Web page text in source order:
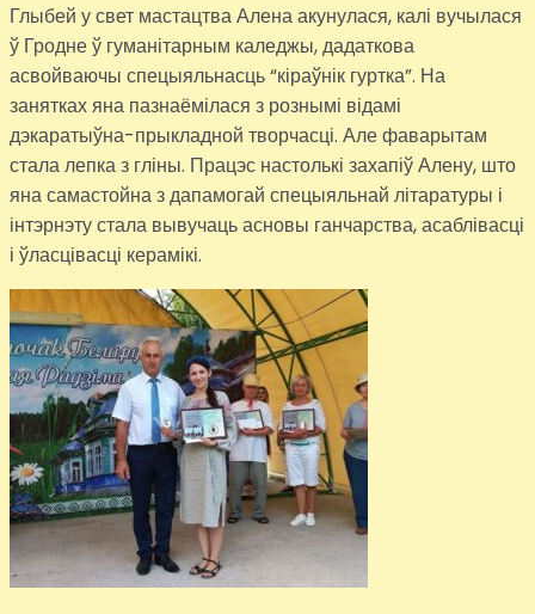
Глыбей у свет мастацтва Алена акунулася, калі вучылася
ў Гродне ў гуманітарным каледжы, дадаткова
асвойваючы спецыяльнасць “кіраўнік гуртка”. На
занятках яна пазнаёмілася з рознымі відамі
дэкаратыўна-прыкладной творчасці. Але фаварытам
стала лепка з гліны. Працэс настолькі захапіў Алену, што
яна самастойна з дапамогай спецыяльнай літаратуры і
інтэрнэту стала вывучаць асновы ганчарства, асаблівасці
і ўласцівасці керамікі.